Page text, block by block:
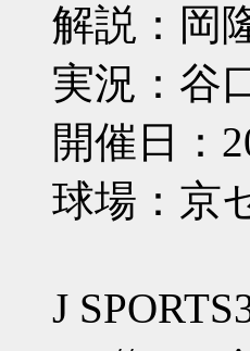
解説：岡
実況：谷
開催日：
球場：京
J